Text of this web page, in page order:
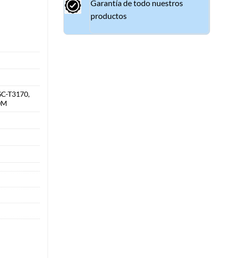
T3170,
Garantía de todo nuestros
productos